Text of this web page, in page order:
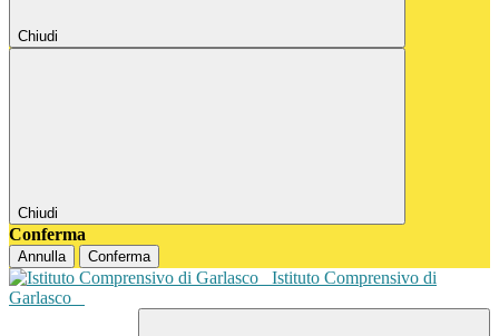
Chiudi
Chiudi
Conferma
Annulla Conferma
Istituto Comprensivo di
Garlasco